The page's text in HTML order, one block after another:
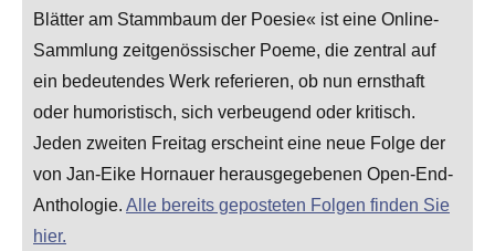
Blätter am Stammbaum der Poesie« ist eine Online-
Sammlung zeitgenössischer Poeme, die zentral auf
ein bedeutendes Werk referieren, ob nun ernsthaft
oder humoristisch, sich verbeugend oder kritisch.
Jeden zweiten Freitag erscheint eine neue Folge der
von Jan-Eike Hornauer herausgegebenen Open-End-
Anthologie. Alle bereits geposteten Folgen finden Sie
hier.